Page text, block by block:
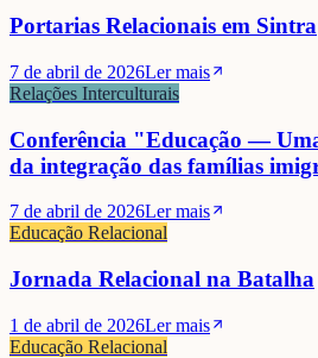
Portarias Relacionais em Sintra
7 de abril de 2026Ler mais
Relações Interculturais
Conferência "Educação —
da integração das famílias
7 de abril de 2026Ler mais
Educação Relacional
Jornada Relacional na Batalha
1 de abril de 2026Ler mais
Educação Relacional